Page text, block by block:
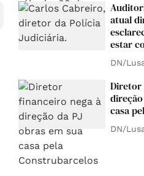
atual
estar
DN/
Diretor
casa
DN/